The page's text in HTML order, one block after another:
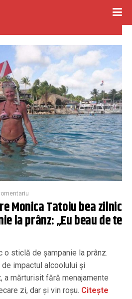
Monica Tatoiu bea zilnic
la prânz: „Eu beau de te
o sticlă de șampanie la prânz.
impactul alcoolului și
a mărturisit fără menajamente
zi, dar și vin roșu. Citește